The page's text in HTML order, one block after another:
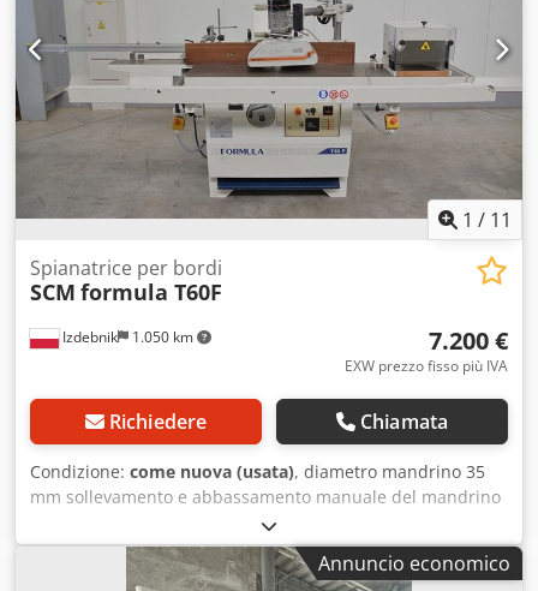
1 / 11
Izdebnik 1.050 km
Spianatrice per bordi
SCM formula T60F
7.200 €
EXW prezzo fisso più IVA
Richiedere Chiamata
Condizione: come nuova (usata), diametro mandrino 35
mm sollevamento e abbassamento manuale del mandrino
con lettura Crsdoytf Hhepfx Adrjf velocità mandrino
regolabile 3000/4500/6000/8000/10000 giri/min carrello
laterale per tenonatura avanzamento a 3 rulli MAGGI
Annuncio economico